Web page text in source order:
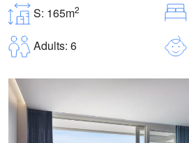
S: 165m2
Adults: 6